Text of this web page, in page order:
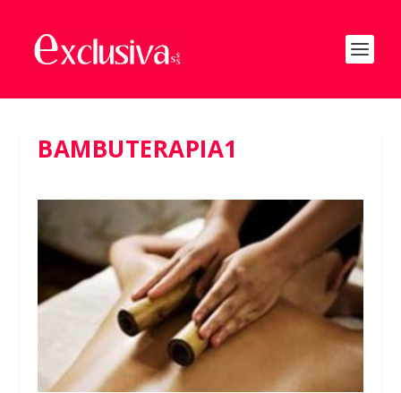
BAMBUTERAPIA1